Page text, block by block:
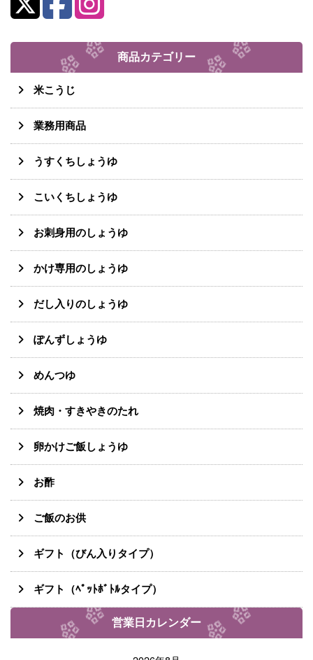
商品カテゴリー
米こうじ
業務用商品
うすくちしょうゆ
こいくちしょうゆ
お刺身用のしょうゆ
かけ専用のしょうゆ
だし入りのしょうゆ
ぽんずしょうゆ
めんつゆ
焼肉・すきやきのたれ
卵かけご飯しょうゆ
お酢
ご飯のお供
ギフト（びん入りタイプ）
ギフト（ﾍﾟｯﾄﾎﾞﾄﾙタイプ）
営業日カレンダー